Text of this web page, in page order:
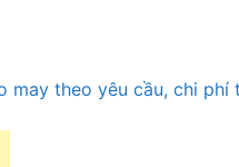
may theo yêu cầu, chi phí